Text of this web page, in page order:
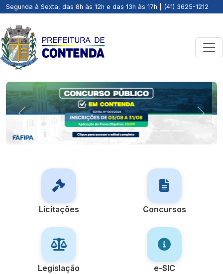
Segunda à Sexta, das 8h às 12h e das 13h às 17h | (41) 3625-1212
Previous Next
Licitações Concursos
Legislação e-SIC